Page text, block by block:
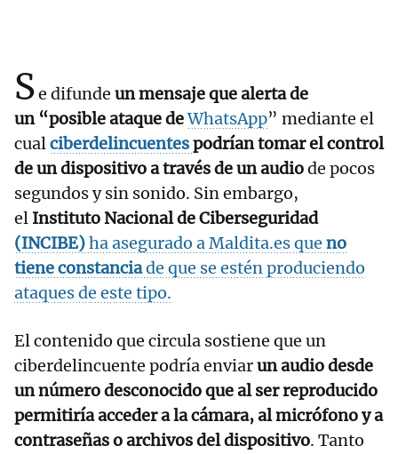
Se difunde un mensaje que alerta de
un “posible ataque deWhatsApp” mediante el
cualciberdelincuentespodrían tomar el control
de un dispositivo a través de un audiode pocos
segundos y sin sonido. Sin embargo,
el Instituto Nacional de Ciberseguridad
(INCIBE)ha asegurado a Maldita.es que no
tiene constanciade que se estén produciendo
ataques de este tipo.
El contenido que circula sostiene que un
ciberdelincuente podría enviarun audio desde
un número desconocido que al ser reproducido
permitiría acceder a la cámara, al micrófono y a
contraseñas o archivos del dispositivo. Tanto